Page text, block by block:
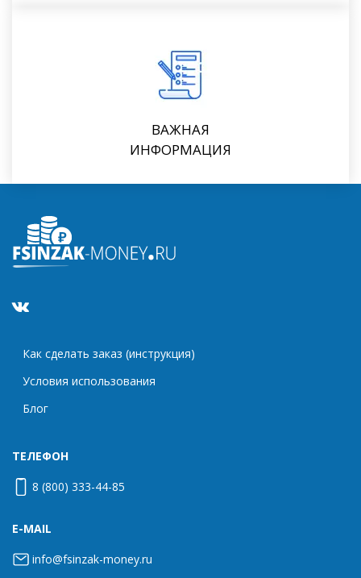
ВАЖНАЯ
ИНФОРМАЦИЯ
Как сделать заказ (инструкция)
Условия использования
Блог
ТЕЛЕФОН
8 (800) 333-44-85
E-MAIL
info@fsinzak-money.ru